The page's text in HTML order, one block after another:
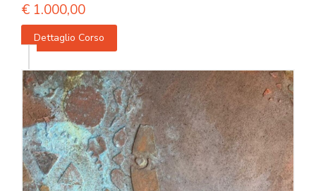
€ 1.000,00
Dettaglio Corso